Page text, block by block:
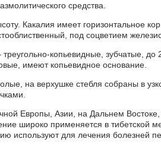
средства.
Какалия имеет горизонтальное
под соцветием
копьевидные, зубчатые, до
имеют копьевидное основание.
на верхушке стебля собраны в
Европы, Азии, на Дальнем
широко применяется в тибетской
используют для лечения болезней